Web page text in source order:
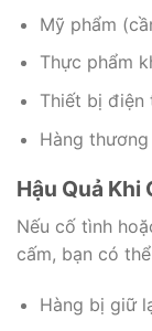
Mỹ phẩm
Thực phẩm
Thiết bị điện
Hàng
Hậu Quả Khi
Nếu cố tình
cấm, bạn có
Hàng bị giữ